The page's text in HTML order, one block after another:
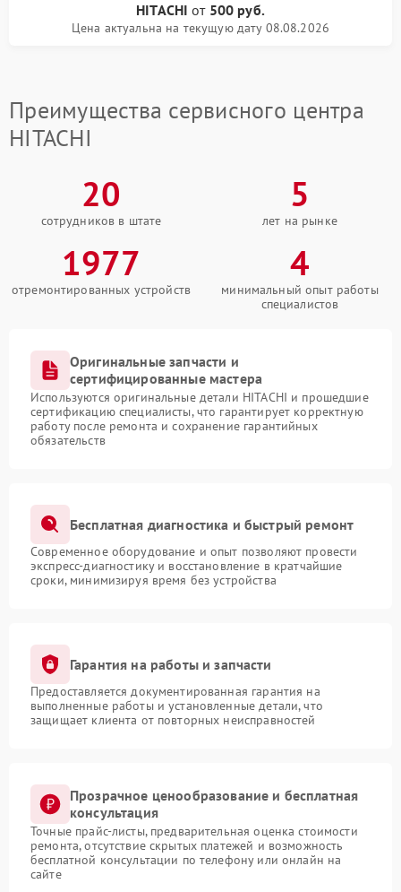
HITACHI от 500 руб.
Цена актуальна на текущую дату 08.08.2026
Преимущества сервисного центра
HITACHI
20
сотрудников в штате
5
лет на рынке
1977
отремонтированных устройств
4
минимальный опыт работы
специалистов
Оригинальные запчасти и
сертифицированные мастера
Используются оригинальные детали HITACHI и прошедшие
сертификацию специалисты, что гарантирует корректную
работу после ремонта и сохранение гарантийных
обязательств
Бесплатная диагностика и быстрый ремонт
Современное оборудование и опыт позволяют провести
экспресс-диагностику и восстановление в кратчайшие
сроки, минимизируя время без устройства
Гарантия на работы и запчасти
Предоставляется документированная гарантия на
выполненные работы и установленные детали, что
защищает клиента от повторных неисправностей
Прозрачное ценообразование и бесплатная
консультация
Точные прайс-листы, предварительная оценка стоимости
ремонта, отсутствие скрытых платежей и возможность
бесплатной консультации по телефону или онлайн на
сайте